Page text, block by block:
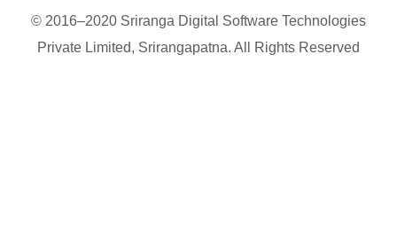
© 2016–2020 Sriranga Digital Software Technologies
Private Limited, Srirangapatna. All Rights Reserved